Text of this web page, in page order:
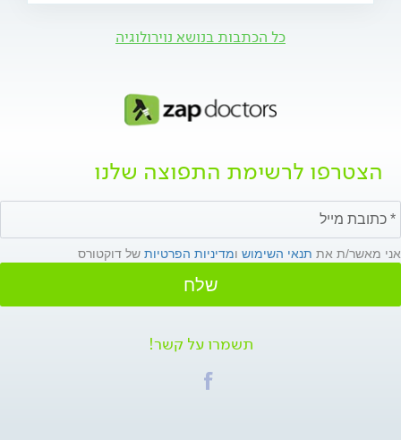
כל הכתבות בנושא נוירולוגיה
הצטרפו לרשימת התפוצה שלנו
אני מאשר/ת את תנאי השימוש ומדיניות הפרטיות של דוקטורס
שלח
תשמרו על קשר!